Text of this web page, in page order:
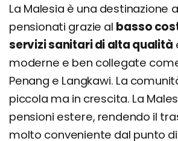
La Malesia è una destinazione
pensionati grazie al basso
servizi sanitari di alta qualità
moderne e ben collegate
Penang e Langkawi. La
piccola ma in crescita. La
pensioni estere, rendendo il
molto conveniente dal punto